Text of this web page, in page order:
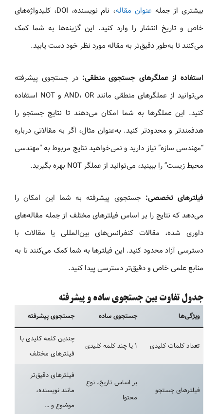
بیشتری از جمله عنوان مقاله
، نام نویسنده، DOI، کلیدواژه‌های
خاص و تاریخ انتشار را وارد کنید. این گزینه‌ها به شما کمک
می‌کنند تا به‌طور دقیق‌تر به مقاله مورد نظر خود دست یابید.
استفاده از عملگرهای جستجوی منطقی: در جستجوی پیشرفته
می‌توانید از عملگرهای منطقی مانند AND، OR و NOT استفاده
کنید. این عملگرها به شما امکان می‌دهند تا نتایج جستجو را
هدفمندتر و محدودتر کنید. به‌عنوان مثال، اگر به مقالاتی درباره
“مهندسی سازه” نیاز دارید و نمی‌خواهید نتایج مربوط به “مهندسی
محیط‌ زیست” را ببینید، می‌توانید از عملگر NOT بهره بگیرید.
فیلترهای تخصصی: جستجوی پیشرفته به شما این امکان را
می‌دهد که نتایج را بر اساس فیلترهای مختلف از جمله مقاله‌های
داوری شده، مقالات کنفرانس‌های بین‌المللی یا مقالات با
دسترسی آزاد محدود کنید. این فیلترها به شما کمک می‌کنند تا به
منابع علمی خاص و دقیق‌تر دسترسی پیدا کنید.
جدول تفاوت بین جستجوی ساده و پیشرفته
ویژگی‌ها جستجوی ساده جستجوی پیشرفته
تعداد کلمات کلیدی ۱ یا چند کلمه کلیدی
چندین کلمه کلیدی با
فیلترهای مختلف
فیلترهای جستجو
بر اساس تاریخ، نوع
محتوا
فیلترهای دقیق‌تر
مانند نویسنده،
موضوع و …